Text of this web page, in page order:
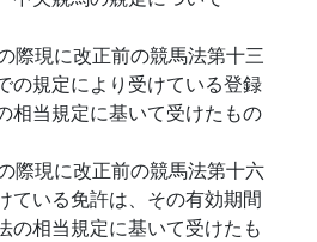
際現に改正前の競馬法第十三
の規定により受けている登録
相当規定に基いて受けたもの
際現に改正前の競馬法第十六
ている免許は、その有効期間
の相当規定に基いて受けたも